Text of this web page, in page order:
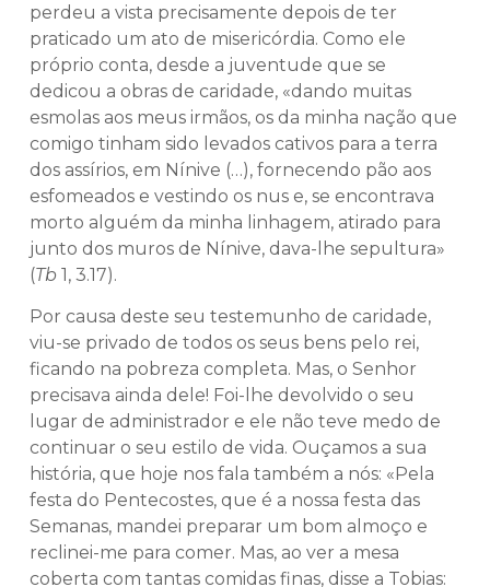
perdeu a vista precisamente depois de ter
praticado um ato de misericórdia. Como ele
próprio conta, desde a juventude que se
dedicou a obras de caridade, «dando muitas
esmolas aos meus irmãos, os da minha nação que
comigo tinham sido levados cativos para a terra
dos assírios, em Nínive (…), fornecendo pão aos
esfomeados e vestindo os nus e, se encontrava
morto alguém da minha linhagem, atirado para
junto dos muros de Nínive, dava-lhe sepultura»
(Tb 1, 3.17).
Por causa deste seu testemunho de caridade,
viu-se privado de todos os seus bens pelo rei,
ficando na pobreza completa. Mas, o Senhor
precisava ainda dele! Foi-lhe devolvido o seu
lugar de administrador e ele não teve medo de
continuar o seu estilo de vida. Ouçamos a sua
história, que hoje nos fala também a nós: «Pela
festa do Pentecostes, que é a nossa festa das
Semanas, mandei preparar um bom almoço e
reclinei-me para comer. Mas, ao ver a mesa
coberta com tantas comidas finas, disse a Tobias: